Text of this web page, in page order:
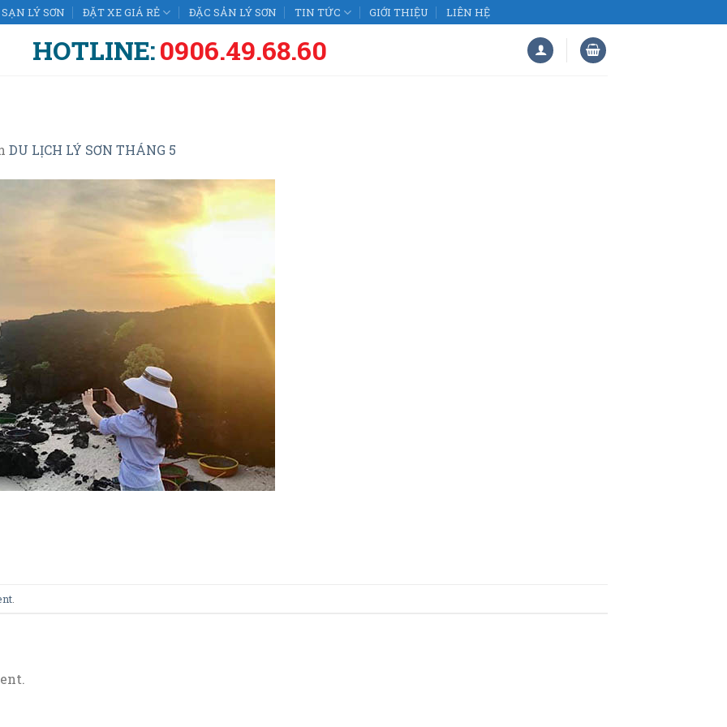
LÝ SƠN ĐẶT XE GIÁ RẺ ĐẶC SẢN LÝ SƠN TIN TỨC GIỚI THIỆU LIÊN HỆ
HOTLINE:0906.49.68.60
DU LỊCH LÝ SƠN THÁNG 5